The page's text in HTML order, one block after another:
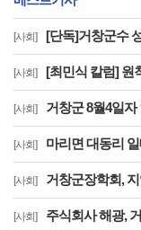
[사회] [단독]거창군수 성추
[사회] [최민식 칼럼] 원칙도 기
[사회] 거창군 8월4일자
[사회] 마리면 대동리 일대
[사회] 거창군장학회,
[사회] 주식회사 해광,